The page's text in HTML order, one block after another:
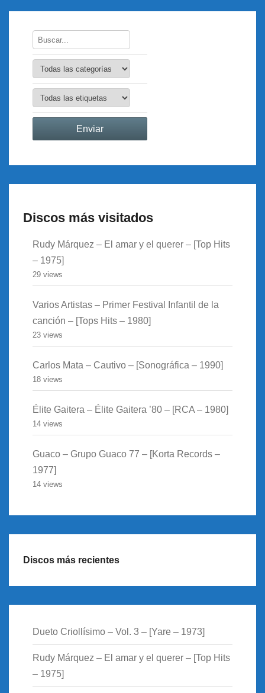
Discos más visitados
Rudy Márquez – El amar y el querer – [Top Hits
– 1975]
29 views
Varios Artistas – Primer Festival Infantil de la
canción – [Tops Hits – 1980]
23 views
Carlos Mata – Cautivo – [Sonográfica – 1990]
18 views
Élite Gaitera – Élite Gaitera ’80 – [RCA – 1980]
14 views
Guaco – Grupo Guaco 77 – [Korta Records –
1977]
14 views
Discos más recientes
Dueto Criollísimo – Vol. 3 – [Yare – 1973]
Rudy Márquez – El amar y el querer – [Top Hits
– 1975]